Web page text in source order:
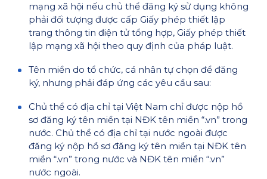
mạng xã hội nếu chủ thể đăng ký sử dụng không
phải đối tượng được cấp Giấy phép thiết lập
trang thông tin điện tử tổng hợp, Giấy phép thiết
lập mạng xã hội theo quy định của pháp luật.
Tên miền do tổ chức, cá nhân tự chọn để đăng
ký, nhưng phải đáp ứng các yêu cầu sau:
Chủ thể có địa chỉ tại Việt Nam chỉ được nộp hồ
sơ đăng ký tên miền tại NĐK tên miền “.vn” trong
nước. Chủ thể có địa chỉ tại nước ngoài được
đăng ký nộp hồ sơ đăng ký tên miền tại NĐK tên
miền “.vn” trong nước và NĐK tên miền “.vn”
nước ngoài.